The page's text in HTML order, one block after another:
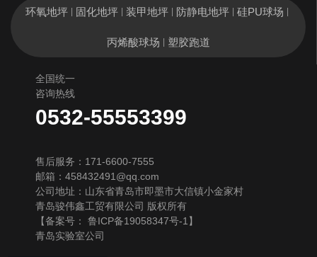
环氧地坪 | 固化地坪 | 装甲地坪 | 防静电地坪 | 硅PU球场 |
丙烯酸球场 | 塑胶跑道
全国统一
咨询热线
0532-55553399
售后服务：171-6600-7555
邮箱：458432491@qq.com
公司地址：山东省青岛市即墨市大信镇小金家村
青岛骏伟鑫工贸有限公司 版权所有
【备案号： 鲁ICP备19058347号-1 】
青岛实验室公司